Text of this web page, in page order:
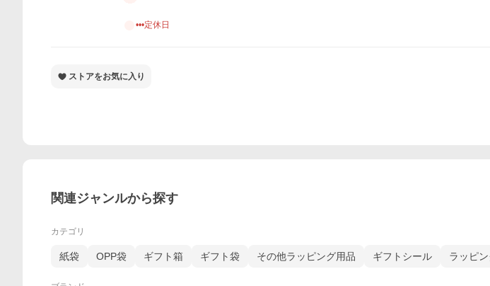
•••定休日
ストアをお気に入り
関連ジャンルから探す
カテゴリ
紙袋 OPP袋 ギフト箱 ギフト袋 その他ラッピング用品 ギフトシール ラッピ